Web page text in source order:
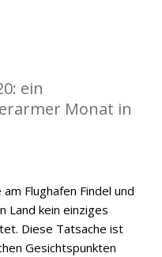
ein
Monat in
Flughafen Findel und
Land kein einziges
Diese Tatsache ist
Gesichtspunkten